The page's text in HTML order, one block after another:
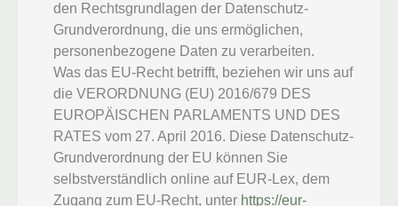
den Rechtsgrundlagen der Datenschutz-
Grundverordnung, die uns ermöglichen,
personenbezogene Daten zu verarbeiten.
Was das EU-Recht betrifft, beziehen wir uns auf
die VERORDNUNG (EU) 2016/679 DES
EUROPÄISCHEN PARLAMENTS UND DES
RATES vom 27. April 2016. Diese Datenschutz-
Grundverordnung der EU können Sie
selbstverständlich online auf EUR-Lex, dem
Zugang zum EU-Recht, unter https://eur-